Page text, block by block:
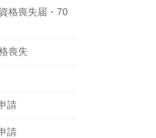
格喪失届・70
喪失
請
請